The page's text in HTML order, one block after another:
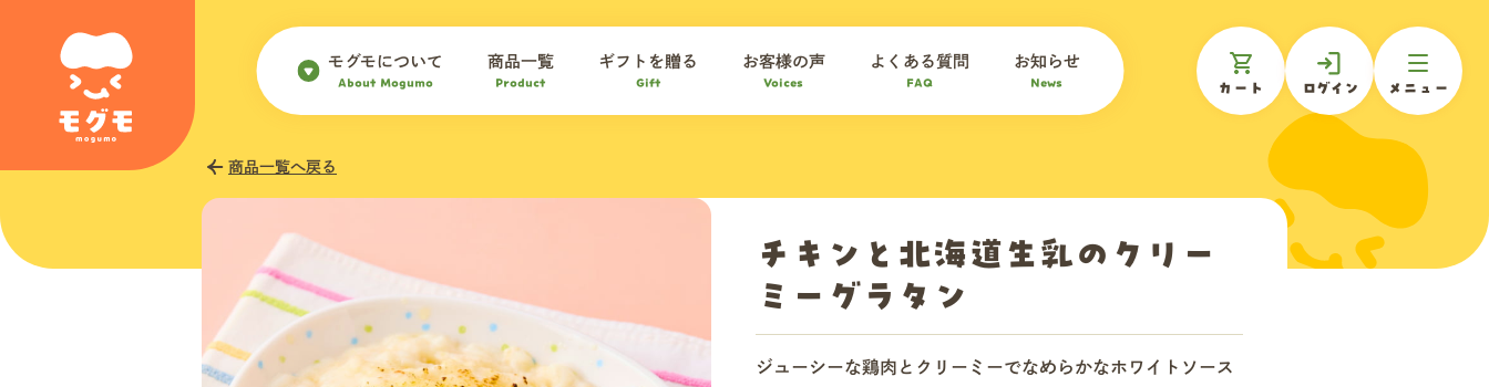
モグモについて
About Mogumo
商品一覧
Product
ギフトを贈る
Gift
お客様の声
Voices
よくある質問
FAQ
お知らせ
News カート ログイン メニュー
商品一覧へ戻る
チキンと北海道生乳のクリー
ミーグラタン
ジューシーな鶏肉とクリーミーでなめらかなホワイトソース